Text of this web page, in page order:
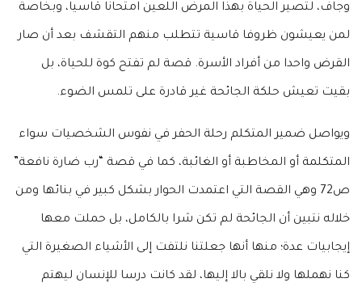
وجاف، لتصير الحياة بهذا المرض اللعين امتحانا قاسيا، وبخاصة
لمن يعيشون ظروفا قاسية تتطلب منهم التقشف بعد أن صار
القرض واحدا من أفراد الأسرة. قصة لم تفتح كوة للحياة، بل
بقيت تعيش حلكة الجائحة غير قادرة على تلمس الضوء.
ويواصل ضمير المتكلم رحلة الحفر في نفوس الشخصيات سواء
المتكلمة أو المخاطبة أو الغائبة، كما في قصة “رب ضارة نافعة”
ص72 وهي القصة التي اعتمدت الحوار بشكل كبير في بنائها ومن
خلاله نتبين أن الجائحة لم تكن شرا بالكامل، بل حملت معها
إيجابيات عدة؛ منها أنها جعلتنا نلتفت إلى الأشياء الصغيرة التي
كنا نهملها ولا نلقي بالا إليها، لقد كانت درسا للإنسان ليهتم